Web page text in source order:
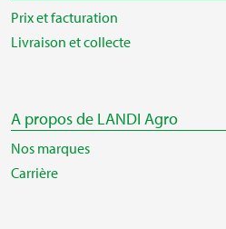
Prix et facturation
Livraison et collecte
A propos de LANDI Agro
Nos marques
Carrière